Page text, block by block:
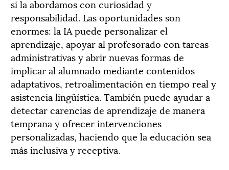
si la abordamos con curiosidad y
responsabilidad. Las oportunidades son
enormes: la IA puede personalizar el
aprendizaje, apoyar al profesorado con tareas
administrativas y abrir nuevas formas de
implicar al alumnado mediante contenidos
adaptativos, retroalimentación en tiempo real y
asistencia lingüística. También puede ayudar a
detectar carencias de aprendizaje de manera
temprana y ofrecer intervenciones
personalizadas, haciendo que la educación sea
más inclusiva y receptiva.